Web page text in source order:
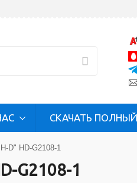
СКАЧАТЬ
D" HD-G2108-1
G2108-1